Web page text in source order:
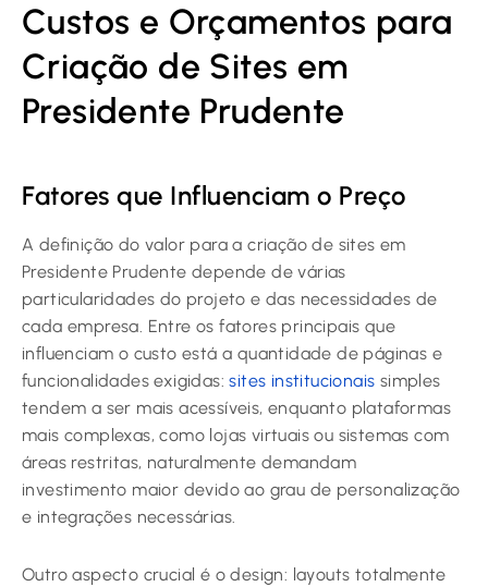
Custos e Orçamentos para
Criação de Sites em
Presidente Prudente
Fatores que Influenciam o Preço
A definição do valor para a criação de sites em
Presidente Prudente depende de várias
particularidades do projeto e das necessidades de
cada empresa. Entre os fatores principais que
influenciam o custo está a quantidade de páginas e
funcionalidades exigidas:sites institucionais simples
tendem a ser mais acessíveis, enquanto plataformas
mais complexas, como lojas virtuais ou sistemas com
áreas restritas, naturalmente demandam
investimento maior devido ao grau de personalização
e integrações necessárias.
Outro aspecto crucial é o design: layouts totalmente